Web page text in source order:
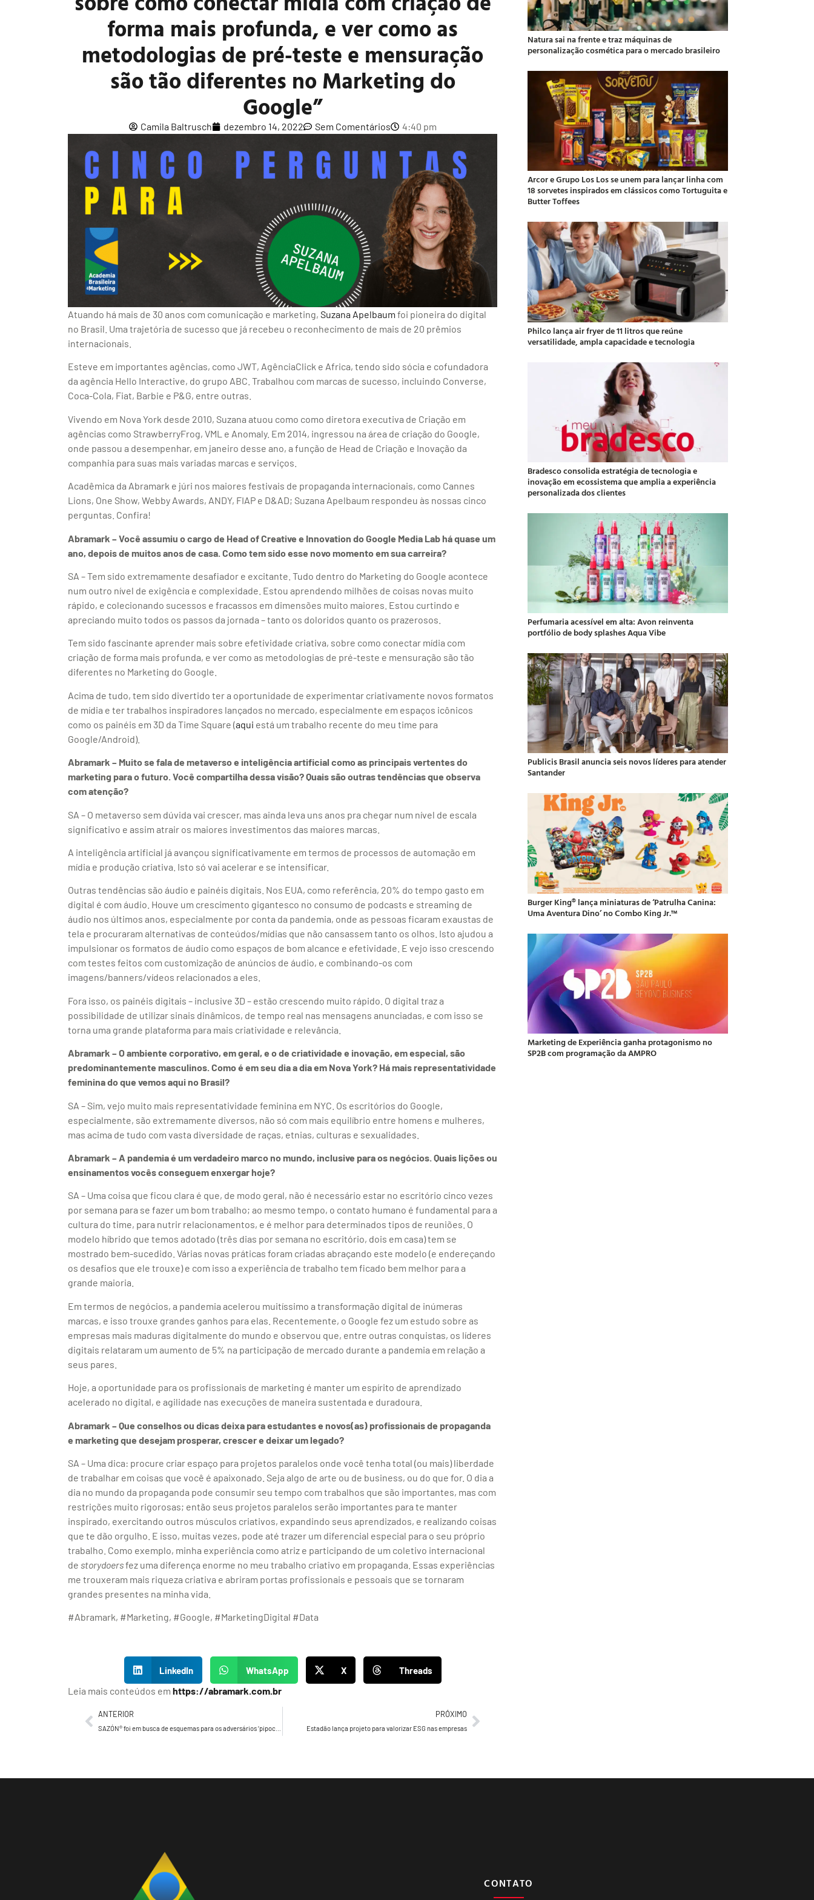
forma mais profunda, e ver como as
metodologias de pré-teste e mensuração
são tão diferentes no Marketing do
Google”
Camila Baltrusch dezembro 14, 2022 Sem Comentários 4:40 pm
Atuando há mais de 30 anos com comunicação e marketing, Suzana Apelbaum foi pioneira do digital
no Brasil. Uma trajetória de sucesso que já recebeu o reconhecimento de mais de 20 prêmios
internacionais.
Esteve em importantes agências, como JWT, AgênciaClick e Africa, tendo sido sócia e cofundadora
da agência Hello Interactive, do grupo ABC. Trabalhou com marcas de sucesso, incluindo Converse,
Coca-Cola, Fiat, Barbie e P&G, entre outras.
Vivendo em Nova York desde 2010, Suzana atuou como como diretora executiva de Criação em
agências como StrawberryFrog, VML e Anomaly. Em 2014, ingressou na área de criação do Google,
onde passou a desempenhar, em janeiro desse ano, a função de Head de Criação e Inovação da
companhia para suas mais variadas marcas e serviços.
Acadêmica da Abramark e júri nos maiores festivais de propaganda internacionais, como Cannes
Lions, One Show, Webby Awards, ANDY, FIAP e D&AD; Suzana Apelbaum respondeu às nossas cinco
perguntas. Confira!
Abramark – Você assumiu o cargo de Head of Creative e Innovation do Google Media Lab há quase um
ano, depois de muitos anos de casa. Como tem sido esse novo momento em sua carreira?
SA – Tem sido extremamente desafiador e excitante. Tudo dentro do Marketing do Google acontece
num outro nível de exigência e complexidade. Estou aprendendo milhões de coisas novas muito
rápido, e colecionando sucessos e fracassos em dimensões muito maiores. Estou curtindo e
apreciando muito todos os passos da jornada – tanto os doloridos quanto os prazerosos.
Tem sido fascinante aprender mais sobre efetividade criativa, sobre como conectar mídia com
criação de forma mais profunda, e ver como as metodologias de pré-teste e mensuração são tão
diferentes no Marketing do Google.
Acima de tudo, tem sido divertido ter a oportunidade de experimentar criativamente novos formatos
de mídia e ter trabalhos inspiradores lançados no mercado, especialmente em espaços icônicos
como os painéis em 3D da Time Square (aqui está um trabalho recente do meu time para
Google/Android).
Abramark – Muito se fala de metaverso e inteligência artificial como as principais vertentes do
marketing para o futuro. Você compartilha dessa visão? Quais são outras tendências que observa
com atenção?
SA – O metaverso sem dúvida vai crescer, mas ainda leva uns anos pra chegar num nível de escala
significativo e assim atrair os maiores investimentos das maiores marcas.
A inteligência artificial já avançou significativamente em termos de processos de automação em
mídia e produção criativa. Isto só vai acelerar e se intensificar.
Outras tendências são áudio e painéis digitais. Nos EUA, como referência, 20% do tempo gasto em
digital é com áudio. Houve um crescimento gigantesco no consumo de podcasts e streaming de
áudio nos últimos anos, especialmente por conta da pandemia, onde as pessoas ficaram exaustas de
tela e procuraram alternativas de conteúdos/mídias que não cansassem tanto os olhos. Isto ajudou a
impulsionar os formatos de áudio como espaços de bom alcance e efetividade. E vejo isso crescendo
com testes feitos com customização de anúncios de áudio, e combinando-os com
imagens/banners/vídeos relacionados a eles.
Fora isso, os painéis digitais – inclusive 3D – estão crescendo muito rápido. O digital traz a
possibilidade de utilizar sinais dinâmicos, de tempo real nas mensagens anunciadas, e com isso se
torna uma grande plataforma para mais criatividade e relevância.
Abramark – O ambiente corporativo, em geral, e o de criatividade e inovação, em especial, são
predominantemente masculinos. Como é em seu dia a dia em Nova York? Há mais representatividade
feminina do que vemos aqui no Brasil?
SA – Sim, vejo muito mais representatividade feminina em NYC. Os escritórios do Google,
especialmente, são extremamente diversos, não só com mais equilíbrio entre homens e mulheres,
mas acima de tudo com vasta diversidade de raças, etnias, culturas e sexualidades.
Abramark – A pandemia é um verdadeiro marco no mundo, inclusive para os negócios. Quais lições ou
ensinamentos vocês conseguem enxergar hoje?
SA – Uma coisa que ficou clara é que, de modo geral, não é necessário estar no escritório cinco vezes
por semana para se fazer um bom trabalho; ao mesmo tempo, o contato humano é fundamental para a
cultura do time, para nutrir relacionamentos, e é melhor para determinados tipos de reuniões. O
modelo híbrido que temos adotado (três dias por semana no escritório, dois em casa) tem se
mostrado bem-sucedido. Várias novas práticas foram criadas abraçando este modelo (e endereçando
os desafios que ele trouxe) e com isso a experiência de trabalho tem ficado bem melhor para a
grande maioria.
Em termos de negócios, a pandemia acelerou muitíssimo a transformação digital de inúmeras
marcas, e isso trouxe grandes ganhos para elas. Recentemente, o Google fez um estudo sobre as
empresas mais maduras digitalmente do mundo e observou que, entre outras conquistas, os líderes
digitais relataram um aumento de 5% na participação de mercado durante a pandemia em relação a
seus pares.
Hoje, a oportunidade para os profissionais de marketing é manter um espírito de aprendizado
acelerado no digital, e agilidade nas execuções de maneira sustentada e duradoura.
Abramark – Que conselhos ou dicas deixa para estudantes e novos(as) profissionais de propaganda
e marketing que desejam prosperar, crescer e deixar um legado?
SA – Uma dica: procure criar espaço para projetos paralelos onde você tenha total (ou mais) liberdade
de trabalhar em coisas que você é apaixonado. Seja algo de arte ou de business, ou do que for. O dia a
dia no mundo da propaganda pode consumir seu tempo com trabalhos que são importantes, mas com
restrições muito rigorosas; então seus projetos paralelos serão importantes para te manter
inspirado, exercitando outros músculos criativos, expandindo seus aprendizados, e realizando coisas
que te dão orgulho. E isso, muitas vezes, pode até trazer um diferencial especial para o seu próprio
trabalho. Como exemplo, minha experiência como atriz e participando de um coletivo internacional
de storydoersfez uma diferença enorme no meu trabalho criativo em propaganda. Essas experiências
me trouxeram mais riqueza criativa e abriram portas profissionais e pessoais que se tornaram
grandes presentes na minha vida.
#Abramark, #Marketing, #Google, #MarketingDigital #Data
LinkedIn WhatsApp X Threads
Leia mais conteúdos em https://abramark.com.br
ANTERIOR PRÓXIMO
Estadão lança projeto para valorizar ESG nas empresas
Natura sai na frente e traz máquinas de
personalização cosmética para o mercado brasileiro
Arcor e Grupo Los Los se unem para lançar linha com
18 sorvetes inspirados em clássicos como Tortuguita e
Butter Toffees
Philco lança air fryer de 11 litros que reúne
versatilidade, ampla capacidade e tecnologia
Bradesco consolida estratégia de tecnologia e
inovação em ecossistema que amplia a experiência
personalizada dos clientes
Perfumaria acessível em alta: Avon reinventa
portfólio de body splashes Aqua Vibe
Publicis Brasil anuncia seis novos líderes para atender
Santander
Burger King® lança miniaturas de ‘Patrulha Canina:
Uma Aventura Dino’ no Combo King Jr.™
Marketing de Experiência ganha protagonismo no
SP2B com programação da AMPRO
CONTATO